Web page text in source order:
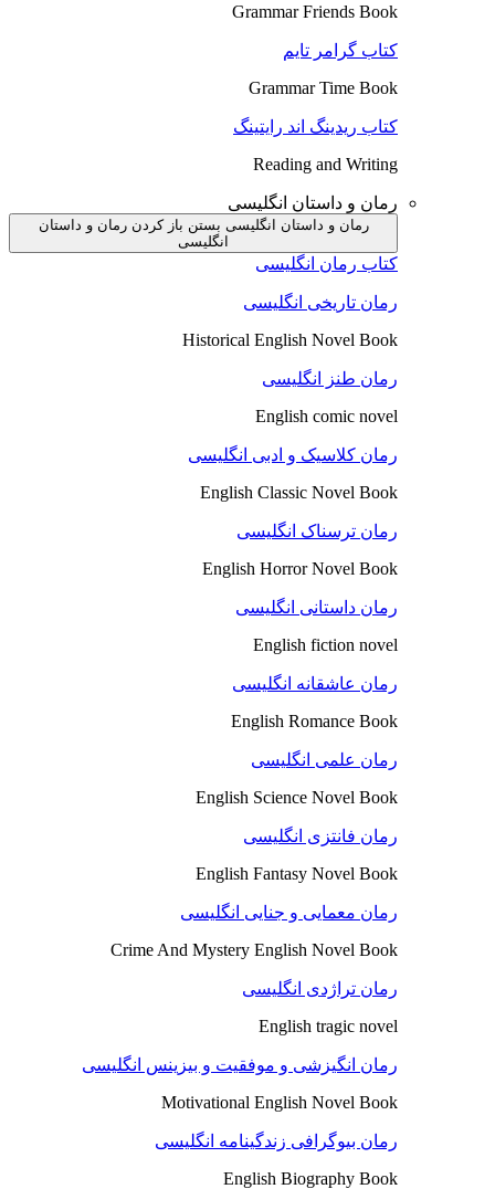
Grammar Friends Book
کتاب گرامر تایم
Grammar Time Book
کتاب ریدینگ اند رایتینگ
Reading and Writing
رمان و داستان انگلیسی
رمان و داستان انگلیسی بستن باز کردن رمان و داستان
انگلیسی
کتاب رمان انگلیسی
رمان تاریخی انگلیسی
Historical English Novel Book
رمان طنز انگلیسی
English comic novel
رمان کلاسیک و ادبی انگلیسی
English Classic Novel Book
رمان ترسناک انگلیسی
English Horror Novel Book
رمان داستانی انگلیسی
English fiction novel
رمان عاشقانه انگلیسی
English Romance Book
رمان علمی انگلیسی
English Science Novel Book
رمان فانتزی انگلیسی
English Fantasy Novel Book
رمان معمایی و جنایی انگلیسی
Crime And Mystery English Novel Book
رمان تراژدی انگلیسی
English tragic novel
رمان انگیزشی و موفقیت و بیزینس انگلیسی
Motivational English Novel Book
رمان بیوگرافی زندگینامه انگلیسی
English Biography Book